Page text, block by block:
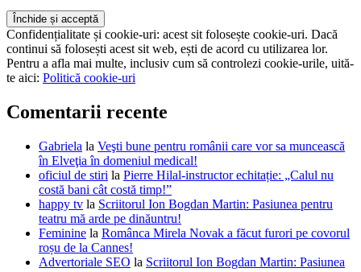
Confidențialitate și cookie-uri: acest sit folosește cookie-uri. Dacă
continui să folosești acest sit web, ești de acord cu utilizarea lor.
Pentru a afla mai multe, inclusiv cum să controlezi cookie-urile, uită-
te aici: Politică cookie-uri
Comentarii recente
Gabriela la Veşti bune pentru românii care vor sa muncească
în Elveţia în domeniul medical!
oficiul de stiri la Pierre Hilal-instructor echitație: „Calul nu
costă bani cât costă timp!”
happy tv la Scriitorul Ion Bogdan Martin: Pasiunea pentru
teatru mă arde pe dinăuntru!
Feminine la Românca Mirela Novak a făcut furori pe covorul
roșu de la Cannes!
Advertoriale SEO la Scriitorul Ion Bogdan Martin: Pasiunea